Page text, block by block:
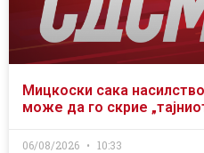
Мицкоски сака
може да го скрие
06/08/2026 10:33